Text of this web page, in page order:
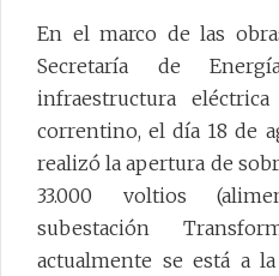
En el marco de las
Secretaría de
infraestructura
correntino, el día 18 de
realizó la apertura de
33.000 voltios
subestación
actualmente se está a